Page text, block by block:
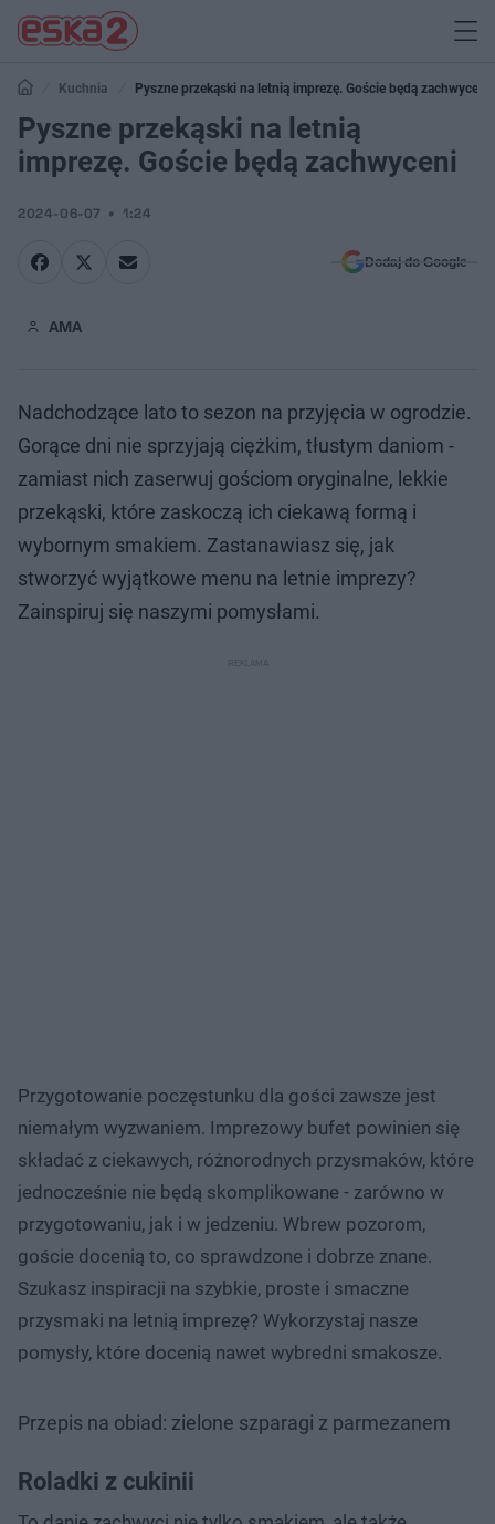
Kuchnia Pyszne przekąski na letnią imprezę. Goście będą zachwyceni
Pyszne przekąski na letnią
imprezę. Goście będą zachwyceni
2024-06-07 1:24
Dodaj do Google
AMA
Nadchodzące lato to sezon na przyjęcia w ogrodzie.
Gorące dni nie sprzyjają ciężkim, tłustym daniom -
zamiast nich zaserwuj gościom oryginalne, lekkie
przekąski, które zaskoczą ich ciekawą formą i
wybornym smakiem. Zastanawiasz się, jak
stworzyć wyjątkowe menu na letnie imprezy?
Zainspiruj się naszymi pomysłami.
Przygotowanie poczęstunku dla gości zawsze jest
niemałym wyzwaniem. Imprezowy bufet powinien się
składać z ciekawych, różnorodnych przysmaków, które
jednocześnie nie będą skomplikowane - zarówno w
przygotowaniu, jak i w jedzeniu. Wbrew pozorom,
goście docenią to, co sprawdzone i dobrze znane.
Szukasz inspiracji na szybkie, proste i smaczne
przysmaki na letnią imprezę? Wykorzystaj nasze
pomysły, które docenią nawet wybredni smakosze.
Przepis na obiad: zielone szparagi z parmezanem
Roladki z cukinii